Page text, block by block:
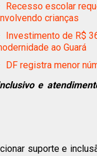
Recesso escolar
crianças
Investimento de R$
ao Guará
DF registra menor
e
suporte e